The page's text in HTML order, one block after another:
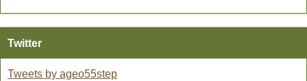
Twitter
Tweets by ageo55step